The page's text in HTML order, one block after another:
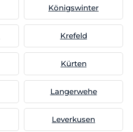
Königswinter
Krefeld
Kürten
Langerwehe
Leverkusen